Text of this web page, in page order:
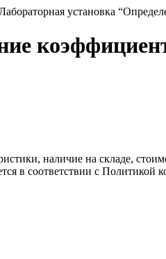
установка
наличие на складе,
в соответствии с Политикой